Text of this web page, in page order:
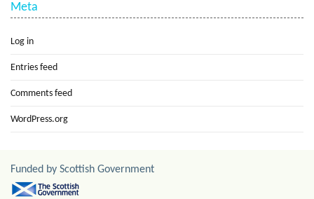
Meta
Log in
Entries feed
Comments feed
WordPress.org
Funded by Scottish Government